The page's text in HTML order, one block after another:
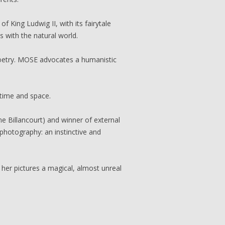
King Ludwig II, with its fairytale
with the natural world.
MOSE advocates a humanistic
and space.
Billancourt) and winner of external
an instinctive and
pictures a magical, almost unreal